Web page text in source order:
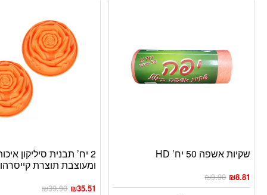
שקיות אשפה 50 יח’ HD
₪9.90 ₪8.81
2 יח’ תבנית סיליקון
ומעוצבת תוצרת
₪39.90 ₪35.51